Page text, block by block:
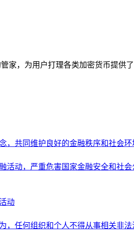
，为用户打理各类加密货币提供
共同维护良好的金融秩序和社会
动，严重危害国家金融安全和社
动
任何组织和个人不得从事相关非